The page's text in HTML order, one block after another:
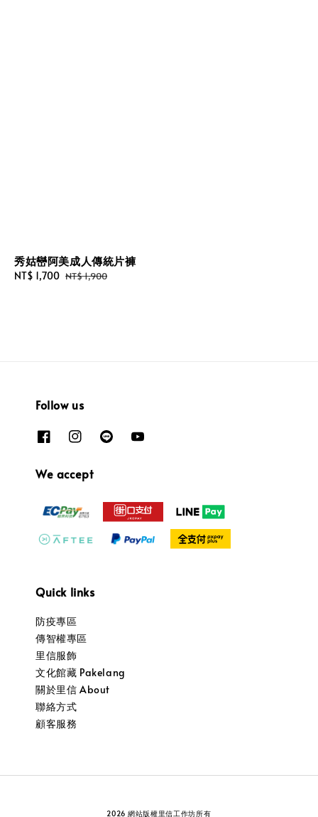
秀姑巒阿美成人傳統片褲
Sale
NT$ 1,700 Regular
NT$ 1,900
Follow us
We accept
Quick links
防疫專區
傳智權專區
里信服飾
文化館藏 Pakelang
關於里信 About
聯絡方式
顧客服務
2026 網站版權里信工作坊所有